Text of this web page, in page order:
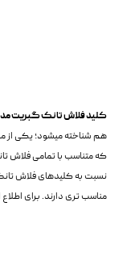
کلید فلاش تانک گبریت مدل
هم شناخته میشود؛ یکی از
که متناسب با تمامی فلاش
نسبت به کلیدهای فلاش
مناسب تری دارند. برای